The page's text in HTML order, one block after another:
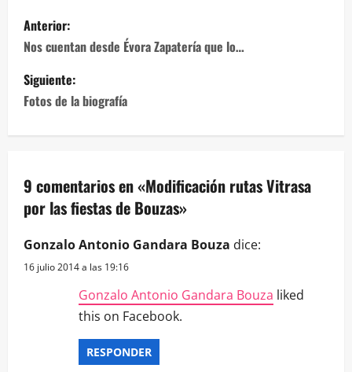
Navegación
de
entradas
Anterior:
Nos cuentan desde Évora Zapatería que lo…
Siguiente:
Fotos de la biografía
9 comentarios en «Modificación rutas Vitrasa
por las fiestas de Bouzas»
Gonzalo Antonio Gandara Bouza dice:
16 julio 2014 a las 19:16
Gonzalo Antonio Gandara Bouza liked
this on Facebook.
RESPONDER